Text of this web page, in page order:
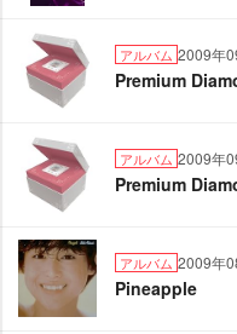
アルバム 2009年
Premium
アルバム 2009年
Premium
アルバム 2009年
Pineapple